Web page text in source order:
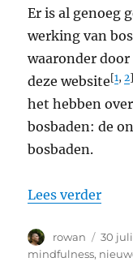
Er is al genoeg
werking van
waaronder
deze website[1,2]
het hebben
bosbaden: de
bosbaden.
Lees verder
Auteur
rowan
op
30
mindfulness,